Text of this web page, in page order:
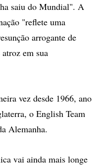
saiu do Mundial". A
"reflete uma
arrogante de
em sua
vez desde 1966, ano
o English Team
Alemanha.
vai ainda mais longe